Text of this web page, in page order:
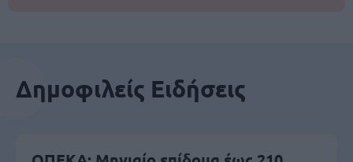
Δημοφιλείς Ειδήσεις